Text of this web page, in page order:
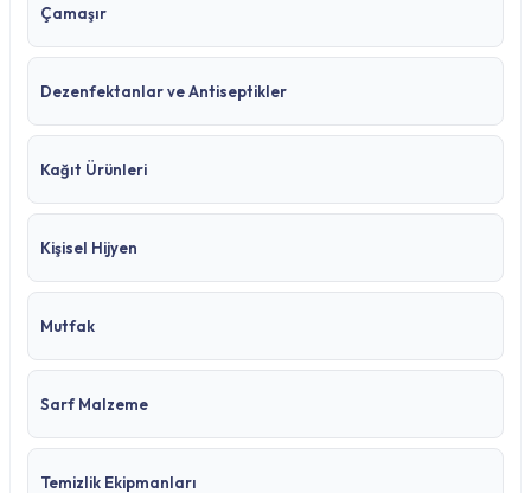
Çamaşır
Dezenfektanlar ve Antiseptikler
Kağıt Ürünleri
Kişisel Hijyen
Mutfak
Sarf Malzeme
Temizlik Ekipmanları